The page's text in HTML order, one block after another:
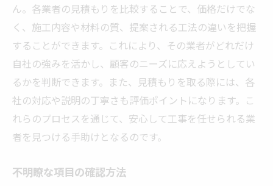
ん。各業者の見積もりを比較することで、価格だけでな
く、施工内容や材料の質、提案される工法の違いを把握
することができます。これにより、その業者がどれだけ
自社の強みを活かし、顧客のニーズに応えようとしてい
るかを判断できます。また、見積もりを取る際には、各
社の対応や説明の丁寧さも評価ポイントになります。こ
れらのプロセスを通じて、安心して工事を任せられる業
者を見つける手助けとなるのです。
不明瞭な項目の確認方法